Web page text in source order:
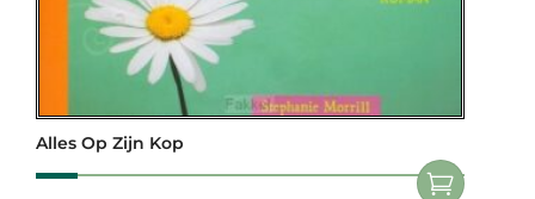
Alles Op Zijn Kop